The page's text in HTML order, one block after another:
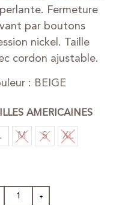
Fermeture
par boutons
nickel. Taille
cordon ajustable.
: BEIGE
AMERICAINES
M S XL
+